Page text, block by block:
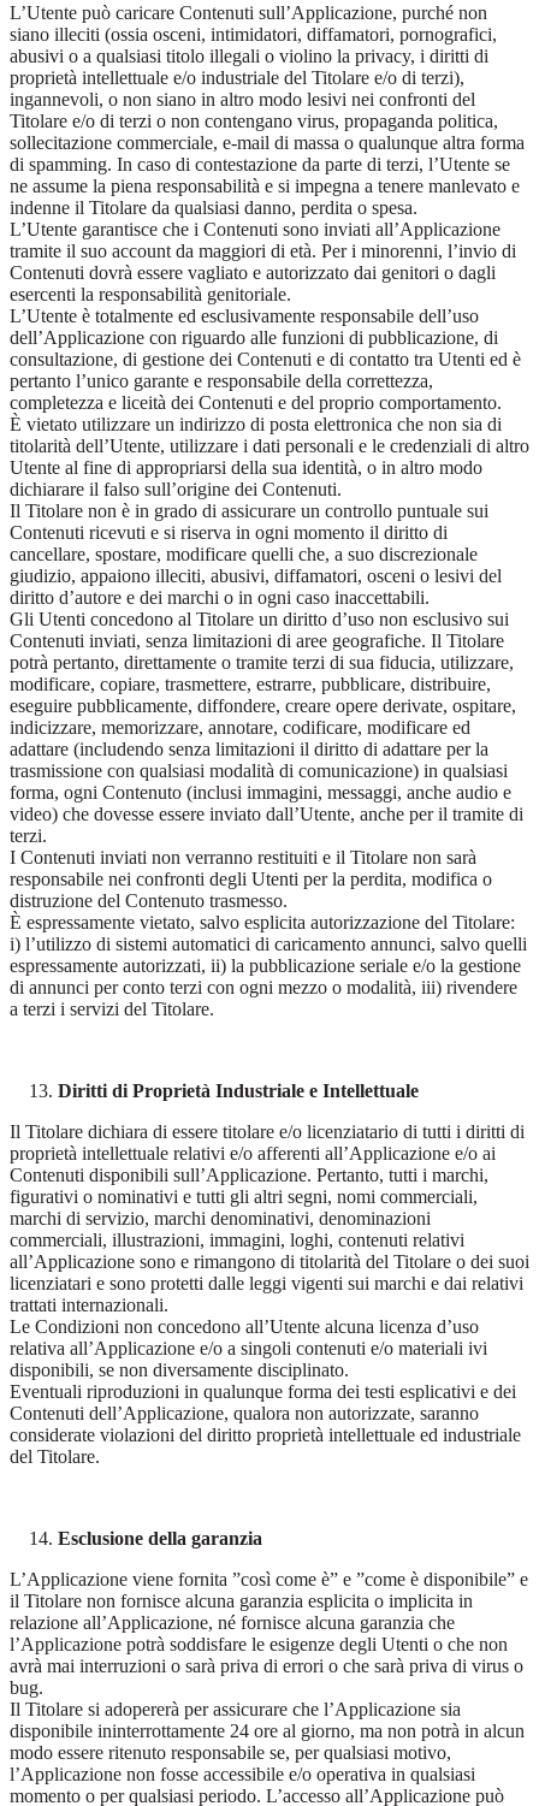
L’Utente può caricare Contenuti sull’Applicazione, purché non
siano illeciti (ossia osceni, intimidatori, diffamatori, pornografici,
abusivi o a qualsiasi titolo illegali o violino la privacy, i diritti di
proprietà intellettuale e/o industriale del Titolare e/o di terzi),
ingannevoli, o non siano in altro modo lesivi nei confronti del
Titolare e/o di terzi o non contengano virus, propaganda politica,
sollecitazione commerciale, e-mail di massa o qualunque altra forma
di spamming. In caso di contestazione da parte di terzi, l’Utente se
ne assume la piena responsabilità e si impegna a tenere manlevato e
indenne il Titolare da qualsiasi danno, perdita o spesa.
L’Utente garantisce che i Contenuti sono inviati all’Applicazione
tramite il suo account da maggiori di età. Per i minorenni, l’invio di
Contenuti dovrà essere vagliato e autorizzato dai genitori o dagli
esercenti la responsabilità genitoriale.
L’Utente è totalmente ed esclusivamente responsabile dell’uso
dell’Applicazione con riguardo alle funzioni di pubblicazione, di
consultazione, di gestione dei Contenuti e di contatto tra Utenti ed è
pertanto l’unico garante e responsabile della correttezza,
completezza e liceità dei Contenuti e del proprio comportamento.
È vietato utilizzare un indirizzo di posta elettronica che non sia di
titolarità dell’Utente, utilizzare i dati personali e le credenziali di altro
Utente al fine di appropriarsi della sua identità, o in altro modo
dichiarare il falso sull’origine dei Contenuti.
Il Titolare non è in grado di assicurare un controllo puntuale sui
Contenuti ricevuti e si riserva in ogni momento il diritto di
cancellare, spostare, modificare quelli che, a suo discrezionale
giudizio, appaiono illeciti, abusivi, diffamatori, osceni o lesivi del
diritto d’autore e dei marchi o in ogni caso inaccettabili.
Gli Utenti concedono al Titolare un diritto d’uso non esclusivo sui
Contenuti inviati, senza limitazioni di aree geografiche. Il Titolare
potrà pertanto, direttamente o tramite terzi di sua fiducia, utilizzare,
modificare, copiare, trasmettere, estrarre, pubblicare, distribuire,
eseguire pubblicamente, diffondere, creare opere derivate, ospitare,
indicizzare, memorizzare, annotare, codificare, modificare ed
adattare (includendo senza limitazioni il diritto di adattare per la
trasmissione con qualsiasi modalità di comunicazione) in qualsiasi
forma, ogni Contenuto (inclusi immagini, messaggi, anche audio e
video) che dovesse essere inviato dall’Utente, anche per il tramite di
terzi.
I Contenuti inviati non verranno restituiti e il Titolare non sarà
responsabile nei confronti degli Utenti per la perdita, modifica o
distruzione del Contenuto trasmesso.
È espressamente vietato, salvo esplicita autorizzazione del Titolare:
i) l’utilizzo di sistemi automatici di caricamento annunci, salvo quelli
espressamente autorizzati, ii) la pubblicazione seriale e/o la gestione
di annunci per conto terzi con ogni mezzo o modalità, iii) rivendere
a terzi i servizi del Titolare.
Diritti di Proprietà Industriale e Intellettuale
Il Titolare dichiara di essere titolare e/o licenziatario di tutti i diritti di
proprietà intellettuale relativi e/o afferenti all’Applicazione e/o ai
Contenuti disponibili sull’Applicazione. Pertanto, tutti i marchi,
figurativi o nominativi e tutti gli altri segni, nomi commerciali,
marchi di servizio, marchi denominativi, denominazioni
commerciali, illustrazioni, immagini, loghi, contenuti relativi
all’Applicazione sono e rimangono di titolarità del Titolare o dei suoi
licenziatari e sono protetti dalle leggi vigenti sui marchi e dai relativi
trattati internazionali.
Le Condizioni non concedono all’Utente alcuna licenza d’uso
relativa all’Applicazione e/o a singoli contenuti e/o materiali ivi
disponibili, se non diversamente disciplinato.
Eventuali riproduzioni in qualunque forma dei testi esplicativi e dei
Contenuti dell’Applicazione, qualora non autorizzate, saranno
considerate violazioni del diritto proprietà intellettuale ed industriale
del Titolare.
Esclusione della garanzia
L’Applicazione viene fornita ”così come è” e ”come è disponibile” e
il Titolare non fornisce alcuna garanzia esplicita o implicita in
relazione all’Applicazione, né fornisce alcuna garanzia che
l’Applicazione potrà soddisfare le esigenze degli Utenti o che non
avrà mai interruzioni o sarà priva di errori o che sarà priva di virus o
bug.
Il Titolare si adopererà per assicurare che l’Applicazione sia
disponibile ininterrottamente 24 ore al giorno, ma non potrà in alcun
modo essere ritenuto responsabile se, per qualsiasi motivo,
l’Applicazione non fosse accessibile e/o operativa in qualsiasi
momento o per qualsiasi periodo. L’accesso all’Applicazione può